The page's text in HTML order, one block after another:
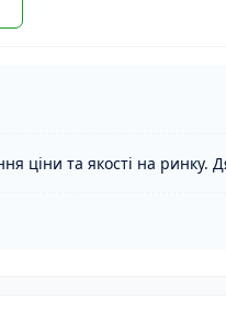
ціни та якості на ринку.